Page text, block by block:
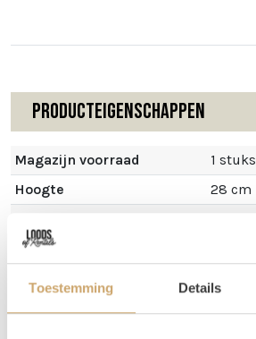
Toestemming Details
Producteigenschappen
Magazijn voorraad
1 stuks
Hoogte
28 cm
Omschrijving